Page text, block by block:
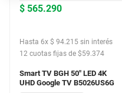
$ 565.290
Hasta 6x $ 94.215 sin interés
12 cuotas fijas de $59.374
Smart TV BGH 50" LED 4K
UHD Google TV B5026US6G